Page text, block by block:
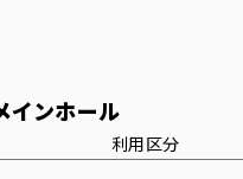
インホール
利用区分